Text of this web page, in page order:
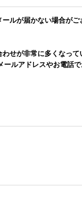
ルが届かない場合がご
せが非常に多くなって
ルアドレスやお電話で